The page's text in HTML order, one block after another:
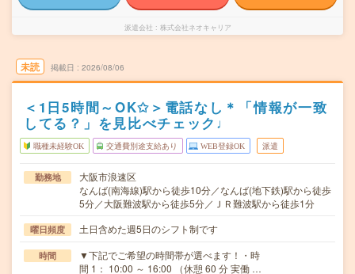
派遣会社 株式会社ネオキャリア
未読 掲載日 2026/08/06
＜1日5時間～OK✩＞電話なし＊「情報が一致
してる？」を見比べチェック♩
職種未経験OK 交通費別途支給あり WEB登録OK 派遣
勤務地
大阪市浪速区
なんば(南海線)駅から徒歩10分／なんば(地下鉄)駅から徒歩
5分／大阪難波駅から徒歩5分／ＪＲ難波駅から徒歩1分
曜日頻度 土日含めた週5日のシフト制です
時間
▼下記でご希望の時間帯が選べます！・時
間 1： 10:00 ～ 16:00 （休憩 60 分 実働 …